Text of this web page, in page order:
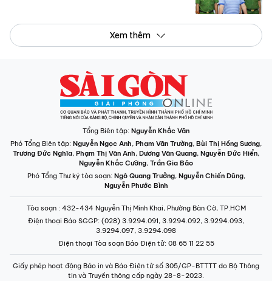
Xem thêm
Tổng Biên tập: Nguyễn Khắc Văn
Phó Tổng Biên tập: Nguyễn Ngọc Anh, Phạm Văn Trường, Bùi Thị Hồng Sương,
Trương Đức Nghĩa, Phạm Thị Vân Anh, Dương Văn Quang, Nguyễn Đức Hiển,
Nguyễn Khắc Cường, Trần Gia Bảo
Phó Tổng Thư ký tòa soạn: Ngô Quang Trưởng, Nguyễn Chiến Dũng,
Nguyễn Phước Bình
Tòa soạn : 432-434 Nguyễn Thị Minh Khai, Phường Bàn Cờ, TP.HCM
Điện thoại Báo SGGP: (028) 3.9294.091, 3.9294.092, 3.9294.093,
3.9294.097, 3.9294.098
Điện thoại Tòa soạn Báo Điện tử: 08 65 11 22 55
Giấy phép hoạt động Báo in và Báo Điện tử số 305/GP-BTTTT do Bộ Thông
tin và Truyền thông cấp ngày 28-8-2023.